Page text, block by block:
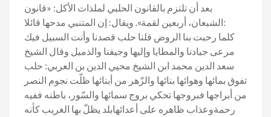
بعد أن تلتزم بالقانون الحلبي لملذات الأكل: «قانون
الشبعان، أربعين لقمة». ويقال: إن المتنبي مدحها قائلا:
كلما رحبت بنا الروض قلنا حلب قصدنا وأنت السبيل فيك
مرعى جيادنا والمطايا وإليها وجيفنا والذميل وقال الشيخ
سعد الدين محمد ابن الشيخ محيي الدين بن العربي: حلب
تفوق بمائها وهوائها بنائها والزّهر من أبنائها ظلّت نجوم النصر
من أبراجها فبروجها تحكي بروج سمائها والسّور، باطنه ففيه
رحمةوعذاب ظاهره على أعدائهابلد يظلّ بها الغريب كأنه